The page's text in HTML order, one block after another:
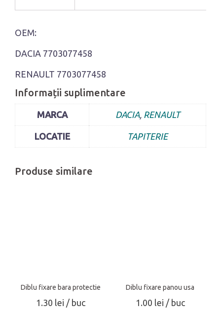
OEM:
DACIA 7703077458
RENAULT 7703077458
Informații suplimentare
MARCA DACIA, RENAULT
LOCATIE TAPITERIE
Produse similare
Diblu fixare bara protectie
1.30 lei / buc
Diblu fixare panou usa
1.00 lei / buc